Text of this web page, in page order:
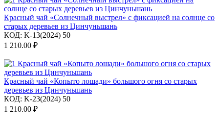
Красный чай «Солнечный выстрел» с фиксацией на солнце со
старых деревьев из Цинчуньшань
КОД: K-13(2024) 50
1 210.00 ₽
Красный чай «Копыто лошади» большого огня со старых
деревьев из Цинчуньшань
КОД: K-23(2024) 50
1 210.00 ₽